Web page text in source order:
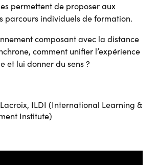
permettent de proposer aux
parcours individuels de formation.
composant avec la distance
comment unifier l’expérience
et lui donner du sens ?
ILDI (International Learning &
Institute)